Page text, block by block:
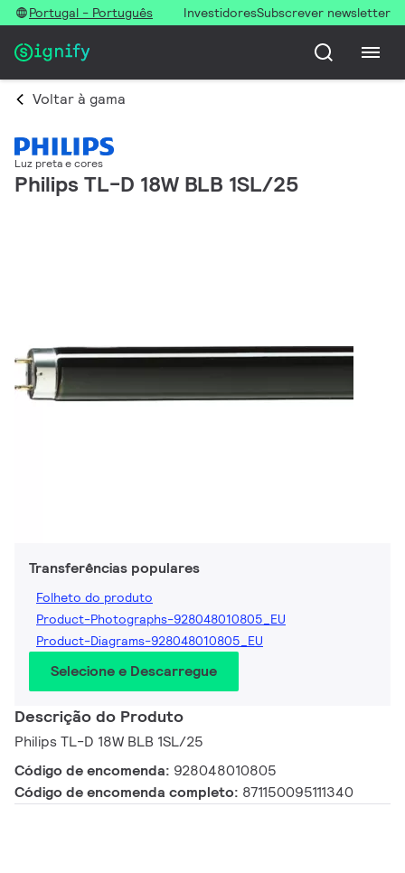
Portugal - Português InvestidoresSubscrever newsletter
Voltar à gama
Luz preta e cores
Philips TL-D 18W BLB 1SL/25
Transferências populares
Folheto do produto
Product-Photographs-928048010805_EU
Product-Diagrams-928048010805_EU
Selecione e Descarregue
Descrição do Produto
Philips TL-D 18W BLB 1SL/25
Código de encomenda: 928048010805
Código de encomenda completo: 871150095111340